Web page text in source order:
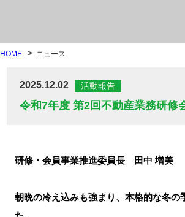
HOME ニュース
2025.12.02 活動報告
令和7年度 第2回不動産業務研修
研修・会員事業推進委員長 田中 増美
朝晩の冷え込みも強まり、本格的な冬の